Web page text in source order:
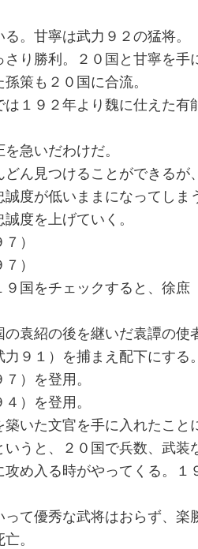
。甘寧は武力９２の猛将。
さり勝利。２０国と甘寧を手
策も２０国に合流。
１９２年より魏に仕えた有
急いだわけだ。
ん見つけることができるが
度が低いままになってしま
度を上げていく。
）
）
９国をチェックすると、徐庶
の袁紹の後を継いだ袁譚の使
力９１）を捕まえ配下にする
）を登用。
）を登用。
築いた文官を手に入れたこと
いうと、２０国で兵数、武装
め入る時がやってくる。１
って優秀な武将はおらず、楽
。